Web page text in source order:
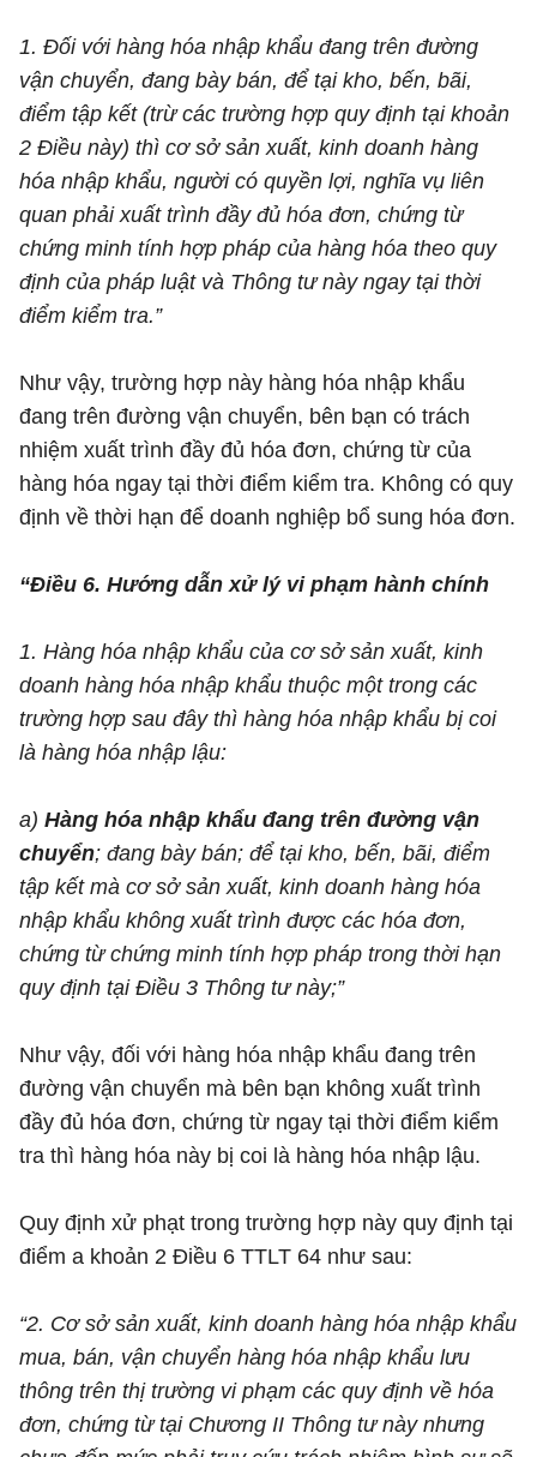
1. Đối với hàng hóa nhập khẩu đang trên đường
vận chuyển, đang bày bán, để tại kho, bến, bãi,
điểm tập kết (trừ các trường hợp quy định tại khoản
2 Điều này) thì cơ sở sản xuất, kinh doanh hàng
hóa nhập khẩu, người có quyền lợi, nghĩa vụ liên
quan phải xuất trình đầy đủ hóa đơn, chứng từ
chứng minh tính hợp pháp của hàng hóa theo quy
định của pháp luật và Thông tư này ngay tại thời
điểm kiểm tra.”
Như vậy, trường hợp này hàng hóa nhập khẩu
đang trên đường vận chuyển, bên bạn có trách
nhiệm xuất trình đầy đủ hóa đơn, chứng từ của
hàng hóa ngay tại thời điểm kiểm tra. Không có quy
định về thời hạn để doanh nghiệp bổ sung hóa đơn.
“Điều 6. Hướng dẫn xử lý vi phạm hành chính
1. Hàng hóa nhập khẩu của cơ sở sản xuất, kinh
doanh hàng hóa nhập khẩu thuộc một trong các
trường hợp sau đây thì hàng hóa nhập khẩu bị coi
là hàng hóa nhập lậu:
a) Hàng hóa nhập khẩu đang trên đường vận
chuyển; đang bày bán; để tại kho, bến, bãi, điểm
tập kết mà cơ sở sản xuất, kinh doanh hàng hóa
nhập khẩu không xuất trình được các hóa đơn,
chứng từ chứng minh tính hợp pháp trong thời hạn
quy định tại Điều 3 Thông tư này;”
Như vậy, đối với hàng hóa nhập khẩu đang trên
đường vận chuyển mà bên bạn không xuất trình
đầy đủ hóa đơn, chứng từ ngay tại thời điểm kiểm
tra thì hàng hóa này bị coi là hàng hóa nhập lậu.
Quy định xử phạt trong trường hợp này quy định tại
điểm a khoản 2 Điều 6 TTLT 64 như sau:
“2. Cơ sở sản xuất, kinh doanh hàng hóa nhập khẩu
mua, bán, vận chuyển hàng hóa nhập khẩu lưu
thông trên thị trường vi phạm các quy định về hóa
đơn, chứng từ tại Chương II Thông tư này nhưng